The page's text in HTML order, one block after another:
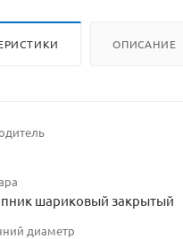
ОПИСАНИЕ
шариковый закрытый
диаметр